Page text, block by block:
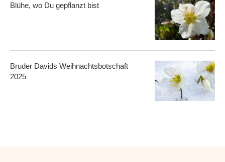
Blühe, wo Du gepflanzt bist
Bruder Davids Weihnachtsbotschaft
2025